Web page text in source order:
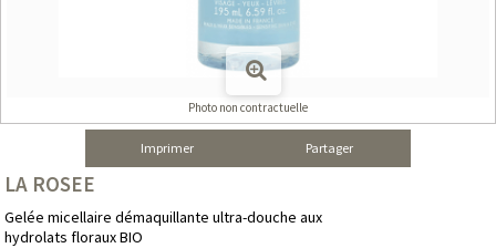
Photo non contractuelle
Imprimer Partager
LA ROSEE
Gelée micellaire démaquillante ultra-douche aux
hydrolats floraux BIO